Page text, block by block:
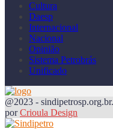
Cultura
Daesp
Internacional
Nacional
Opinião
Sistema Petrobrás
Unificado
@2023 -
porCrioula Design